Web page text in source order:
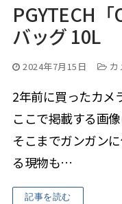
PGYTECH
バッグ 10L
2024年7月15日 カ
2年前に買ったカメ
ここで掲載する画
そこまでガンガン
る現物も…
記事を読む